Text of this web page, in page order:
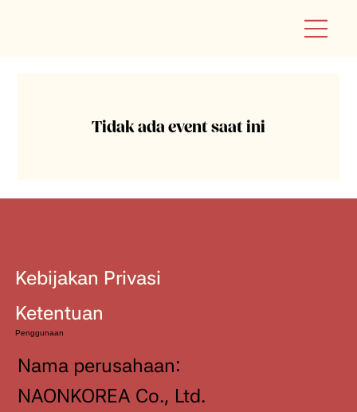
Tidak ada event saat ini
Kebijakan Privasi
Ketentuan
Penggunaan
Nama perusahaan:
NAONKOREA Co., Ltd.